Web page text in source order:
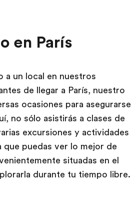
en París
a un local en nuestros
de llegar a París, nuestro
ocasiones para asegurarse
no sólo asistirás a clases de
excursiones y actividades
puedas ver lo mejor de
situadas en el
durante tu tiempo libre.